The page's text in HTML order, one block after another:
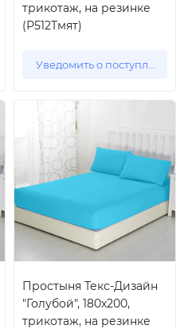
трикотаж, на резинке
(Р512Тмят)
Уведомить о поступлении
Простыня Текс-Дизайн
"Голубой", 180x200,
трикотаж, на резинке